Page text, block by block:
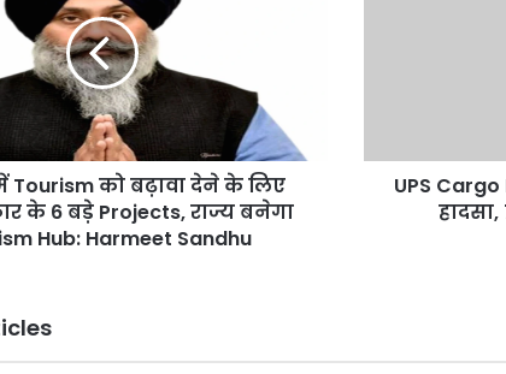
Tourism को बढ़ावा देने के लिए
के 6 बड़े Projects, राज्य बनेगा
Hub: Harmeet Sandhu
7
UPS